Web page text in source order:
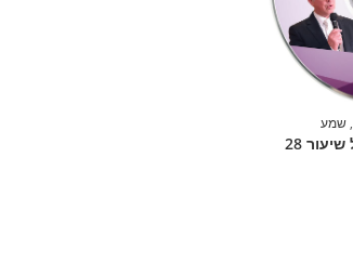
, שמע
877 דעת תבונות לרמח”ל שיעור 28